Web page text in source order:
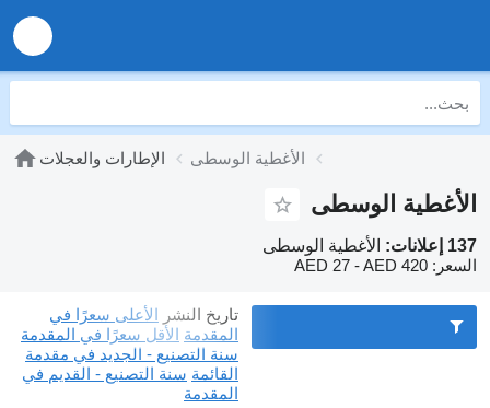
الإطارات والعجلات الأغطية الوسطى
الأغطية الوسطى
137 إعلانات:
الأغطية الوسطى
السعر: AED 27 - AED 420
تاريخ النشر الأعلى سعرًا في
المقدمة الأقل سعرًا في المقدمة
سنة التصنيع - الجديد في مقدمة
القائمة سنة التصنيع - القديم في
المقدمة